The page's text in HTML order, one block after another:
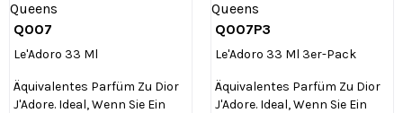
Q007
Le'Adoro 33 Ml
Äquivalentes Parfüm Zu Dior
J'Adore. Ideal, Wenn Sie Ein

Q007P3
Le'Adoro 33 Ml 3er-Pack
Äquivalentes Parfüm Zu Dior
J'Adore. Ideal, Wenn Sie Ein